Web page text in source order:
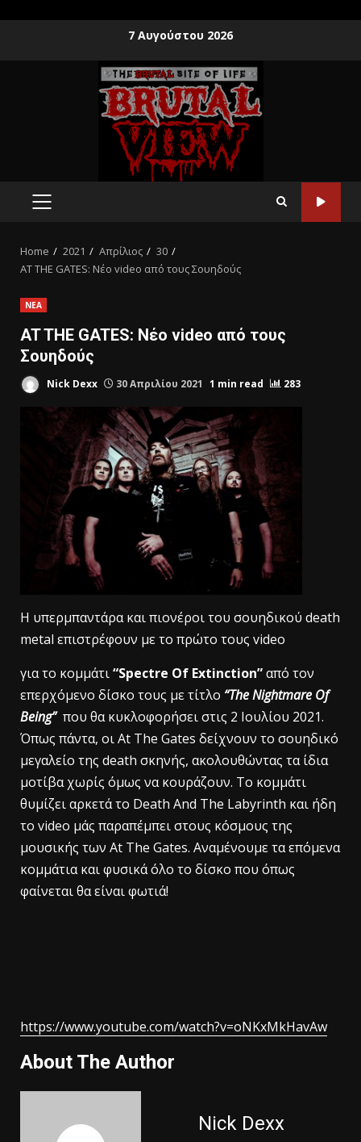
7 Αυγούστου 2026
Home 2021 Απρίλιος
30
AT THE GATES: Νέο video από τους Σουηδούς
ΝΕΑ
AT THE GATES: Νέο video από τους
Σουηδούς
Nick Dexx 30 Απριλίου 2021 1 min read 283
Η υπερμπαντάρα και πιονέροι του σουηδικού death
metal επιστρέφουν με το πρώτο τους video
για το κομμάτι“Spectre Of Extinction”από τον
επερχόμενο δίσκο τους με τίτλο “The Nightmare Of
Being”που θα κυκλοφορήσει στις 2 Ιουλίου 2021.
Όπως πάντα, οι At The Gates δείχνουν το σουηδικό
μεγαλείο της death σκηνής, ακολουθώντας τα ίδια
μοτίβα χωρίς όμως να κουράζουν. Το κομμάτι
θυμίζει αρκετά το Death And The Labyrinth και ήδη
το video μάς παραπέμπει στους κόσμους της
μουσικής των At The Gates. Αναμένουμε τα επόμενα
κομμάτια και φυσικά όλο το δίσκο που όπως
φαίνεται θα είναι φωτιά!
https://www.youtube.com/watch?v=oNKxMkHavAw
About The Author
Nick Dexx